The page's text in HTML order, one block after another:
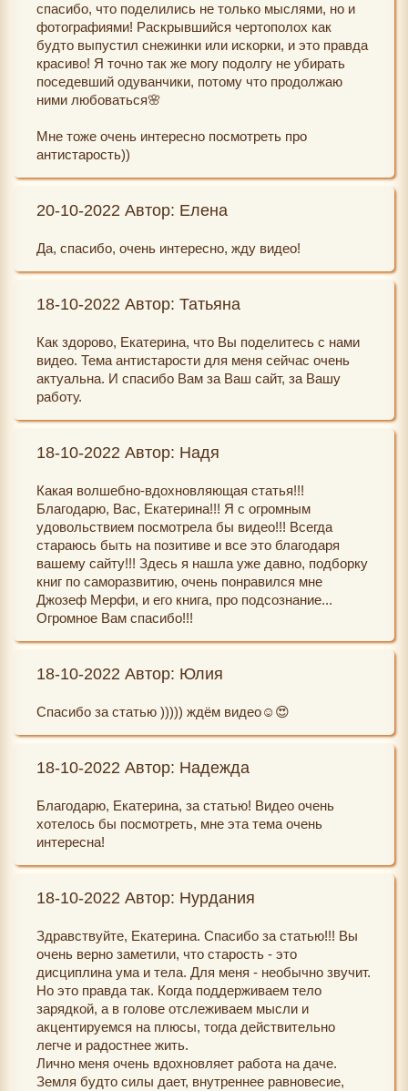
спасибо, что поделились не только мыслями, но и
фотографиями! Раскрывшийся чертополох как
будто выпустил снежинки или искорки, и это правда
красиво! Я точно так же могу подолгу не убирать
поседевший одуванчики, потому что продолжаю
ними любоваться🌸
Мне тоже очень интересно посмотреть про
антистарость))
20-10-2022 Автор: Елена
Да, спасибо, очень интересно, жду видео!
18-10-2022 Автор: Татьяна
Как здорово, Екатерина, что Вы поделитесь с нами
видео. Тема антистарости для меня сейчас очень
актуальна. И спасибо Вам за Ваш сайт, за Вашу
работу.
18-10-2022 Автор: Надя
Какая волшебно-вдохновляющая статья!!!
Благодарю, Вас, Екатерина!!! Я с огромным
удовольствием посмотрела бы видео!!! Всегда
стараюсь быть на позитиве и все это благодаря
вашему сайту!!! Здесь я нашла уже давно, подборку
книг по саморазвитию, очень понравился мне
Джозеф Мерфи, и его книга, про подсознание...
Огромное Вам спасибо!!!
18-10-2022 Автор: Юлия
Спасибо за статью ))))) ждём видео☺️😍
18-10-2022 Автор: Надежда
Благодарю, Екатерина, за статью! Видео очень
хотелось бы посмотреть, мне эта тема очень
интересна!
18-10-2022 Автор: Нурдания
Здравствуйте, Екатерина. Спасибо за статью!!! Вы
очень верно заметили, что старость - это
дисциплина ума и тела. Для меня - необычно звучит.
Но это правда так. Когда поддерживаем тело
зарядкой, а в голове отслеживаем мысли и
акцентируемся на плюсы, тогда действительно
легче и радостнее жить.
Лично меня очень вдохновляет работа на даче.
Земля будто силы дает, внутреннее равновесие,